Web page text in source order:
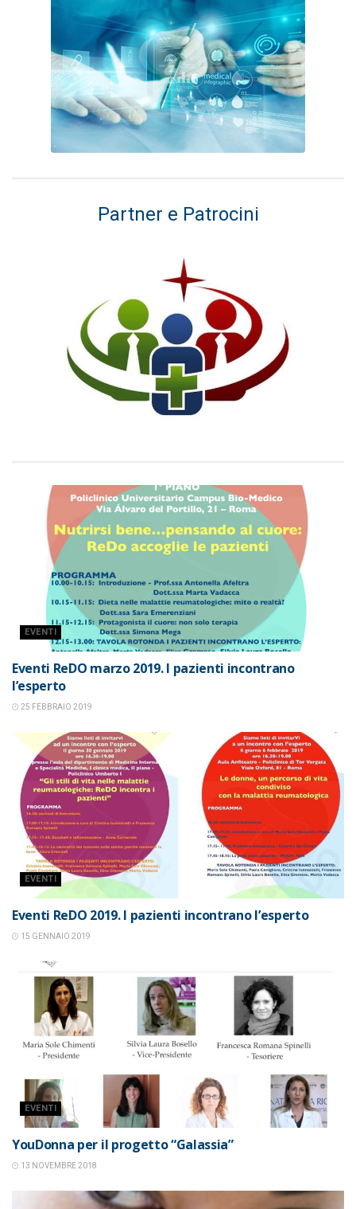
Partner e Patrocini
EVENTI
Eventi ReDO marzo 2019. I pazienti incontrano
l’esperto
25 FEBBRAIO 2019
EVENTI
Eventi ReDO 2019. I pazienti incontrano l’esperto
15 GENNAIO 2019
EVENTI
YouDonna per il progetto “Galassia”
13 NOVEMBRE 2018